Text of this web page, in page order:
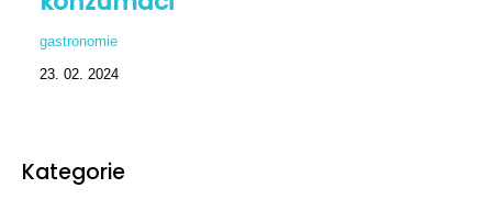
gastronomie
23. 02. 2024
Kategorie